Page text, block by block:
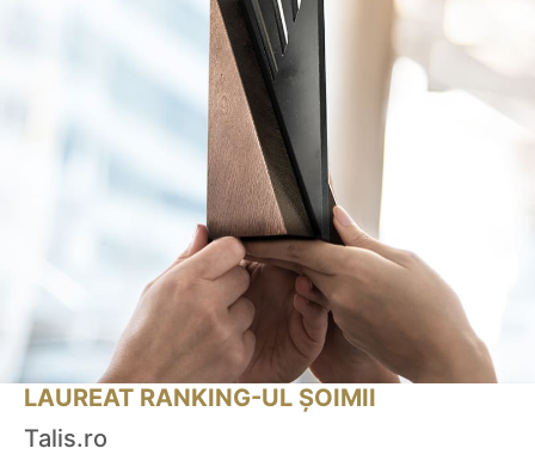
LAUREAT RANKING-UL ȘOIMII
Talis.ro